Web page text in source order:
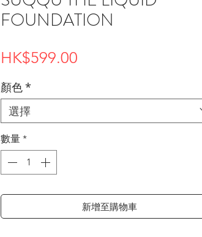
FOUNDATION
HK$599.00
顏色*
選擇
數量 *
新增至購物車